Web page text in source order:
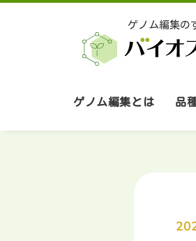
ゲノム編集の
ゲノム編集とは 品